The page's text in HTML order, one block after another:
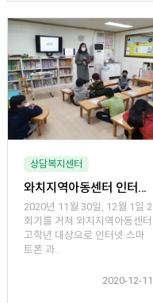
상담복지센터
와치지역아동센터 인터넷·스마트폰 과의존 예방·해소 프로그램 진행
2020년 11월 30일, 12월 1일 2
회기를 거쳐 와치지역아동센터
고학년 대상으로 인터넷·스마
트폰 과..
2020-12-11